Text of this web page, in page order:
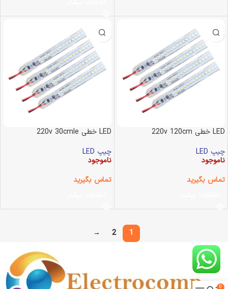
LED خطی 220v 120cm
چیپ LED
ناموجود
تماس بگیرید
LED خطی 220v 30cmle
چیپ LED
ناموجود
تماس بگیرید
1
2
→
0